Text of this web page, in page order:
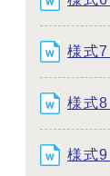
様式
様式8
様式9